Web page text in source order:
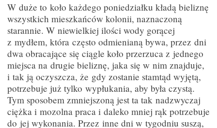
W duże to koło każdego poniedziałku kładą bieliznę
wszystkich mieszkańców kolonii, naznaczoną
starannie. W niewielkiej ilości wody gorącej
z mydłem, która często odmienianą bywa, przez dni
dwa obracające się ciągle koło przerzuca z jednego
miejsca na drugie bieliznę, jaka się w nim znajduje,
i tak ją oczyszcza, że gdy zostanie stamtąd wyjętą,
potrzebuje już tylko wypłukania, aby była czystą.
Tym sposobem zmniejszoną jest ta tak nadzwyczaj
ciężka i mozolna praca i daleko mniej rąk potrzebuje
do jej wykonania. Przez inne dni w tygodniu suszą,